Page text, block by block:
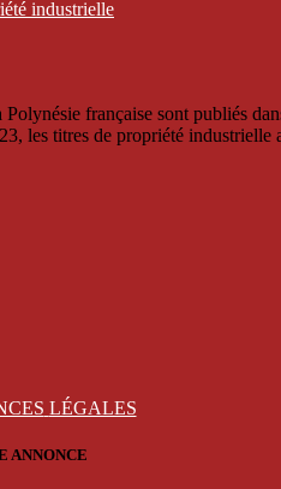
industrielle
française sont publiés
les titres de propriété
LÉGALES
ANNONCE